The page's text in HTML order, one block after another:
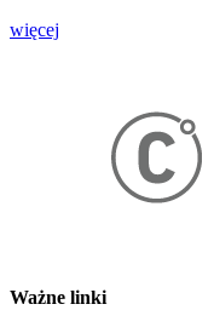
więcej
Ważne linki